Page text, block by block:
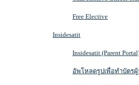
Free Elective
Insidesatit
Insidesatit (Parent
อัพโหลดรูปเพื่อทำบัตร